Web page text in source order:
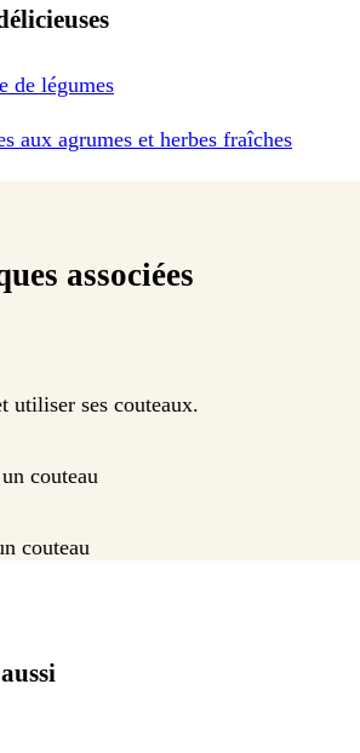
de légumes
aux agrumes et herbes fraîches
associées
utiliser ses couteaux.
couteau
couteau